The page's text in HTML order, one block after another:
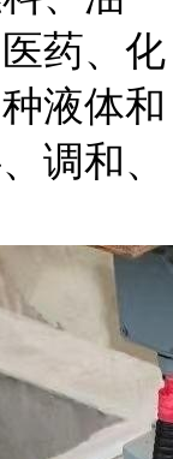
药、化
液体和
调和、